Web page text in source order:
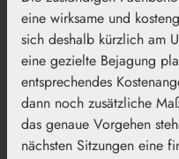
eine wirksame und
sich deshalb kürzlich am
eine gezielte Bejagung
entsprechendes
dann noch zusätzliche
das genaue Vorgehen
nächsten Sitzungen eine